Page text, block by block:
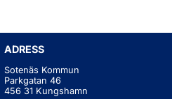
ADRESS
Sotenäs Kommun
Parkgatan 46
456 31 Kungshamn